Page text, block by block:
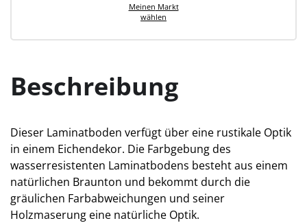
Meinen Markt
wählen
Beschreibung
Dieser Laminatboden verfügt über eine rustikale Optik
in einem Eichendekor. Die Farbgebung des
wasserresistenten Laminatbodens besteht aus einem
natürlichen Braunton und bekommt durch die
gräulichen Farbabweichungen und seiner
Holzmaserung eine natürliche Optik.